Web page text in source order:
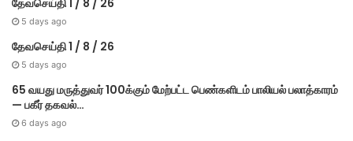
தேவசெய்தி 1 / 8 / 26
5 days ago
தேவசெய்தி 1 / 8 / 26
5 days ago
65 வயது மருத்துவர் 100க்கும் மேற்பட்ட பெண்களிடம் பாலியல் பலாத்காரம்
— பகீர் தகவல்…
6 days ago